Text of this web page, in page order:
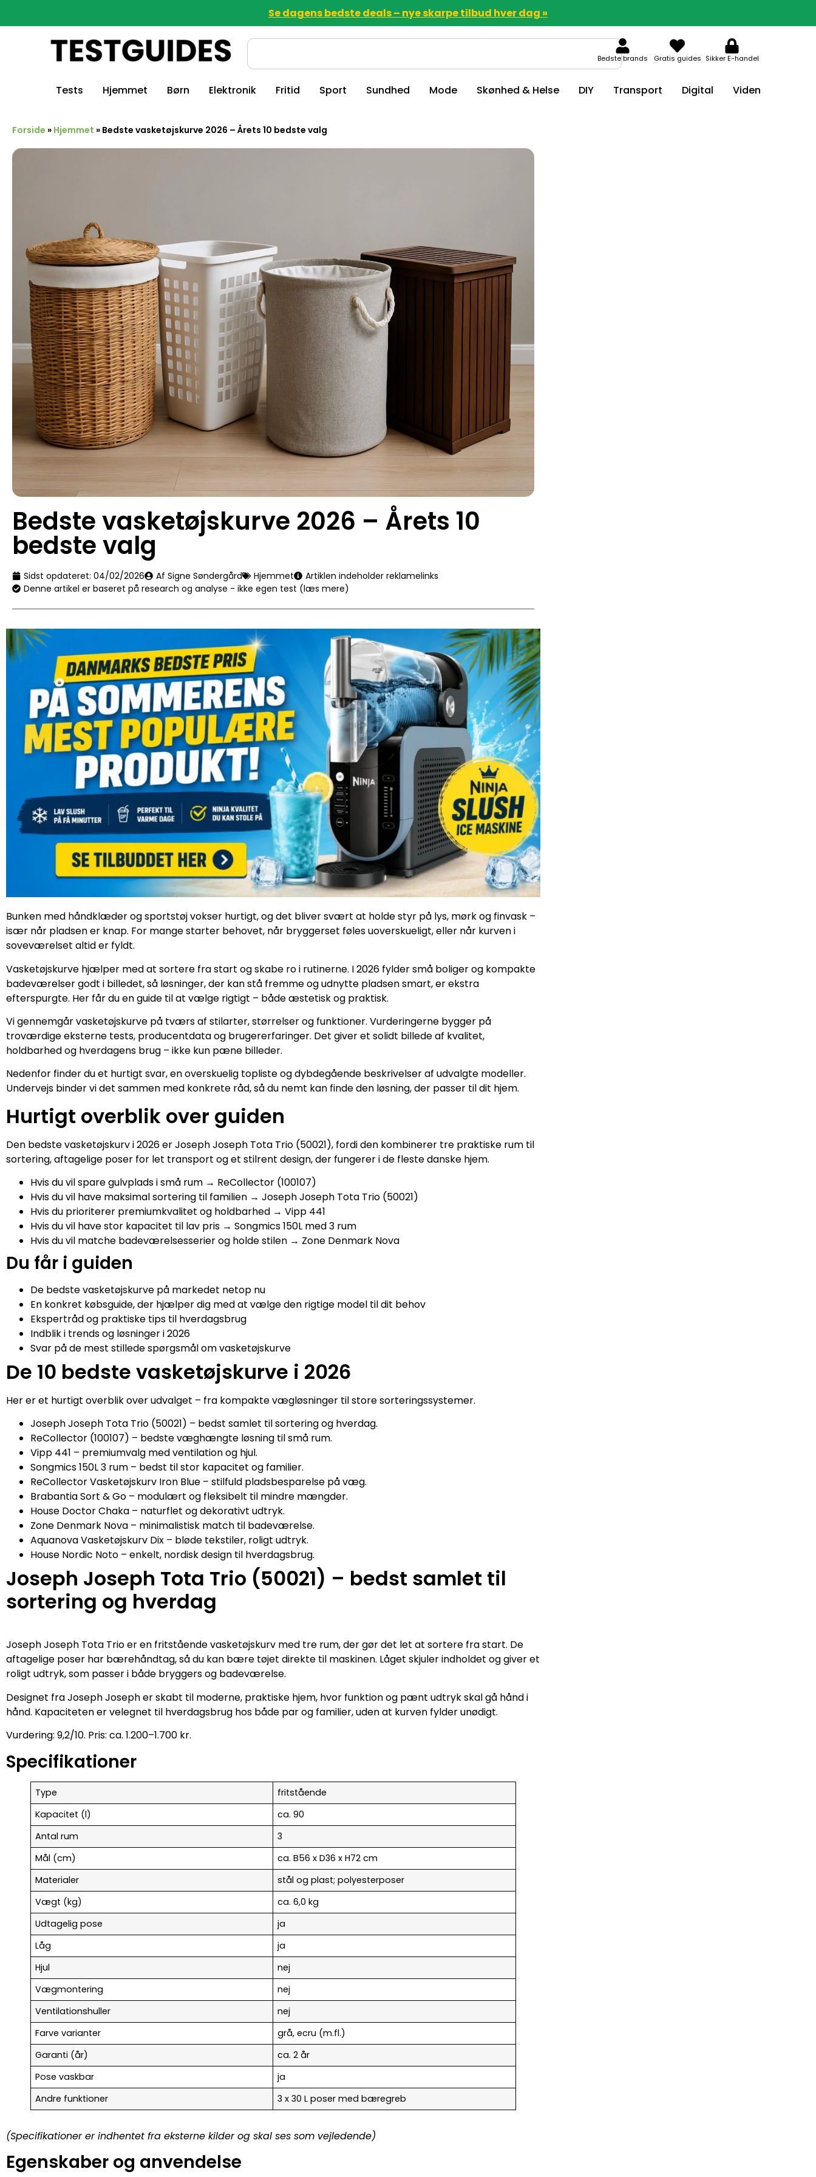
Se dagens bedste deals – nye skarpe tilbud hver dag »
Bedste brands Gratis guides Sikker E-handel
Tests Hjemmet Børn Elektronik Fritid Sport Sundhed Mode Skønhed & Helse DIY Transport Digital Viden
Forside » Hjemmet » Bedste vasketøjskurve 2026 – Årets 10 bedste valg
Bedste vasketøjskurve 2026 – Årets 10
bedste valg
Sidst opdateret: 04/02/2026 Af Signe Søndergård Hjemmet
Artiklen indeholder reklamelinks
Denne artikel er baseret på research og analyse - ikke egen test (læs mere)
Bunken med håndklæder og sportstøj vokser hurtigt, og det bliver svært at holde styr på lys, mørk og finvask –
især når pladsen er knap. For mange starter behovet, når bryggerset føles uoverskueligt, eller når kurven i
soveværelset altid er fyldt.
Vasketøjskurve hjælper med at sortere fra start og skabe ro i rutinerne. I 2026 fylder små boliger og kompakte
badeværelser godt i billedet, så løsninger, der kan stå fremme og udnytte pladsen smart, er ekstra
efterspurgte. Her får du en guide til at vælge rigtigt – både æstetisk og praktisk.
Vi gennemgår vasketøjskurve på tværs af stilarter, størrelser og funktioner. Vurderingerne bygger på
troværdige eksterne tests, producentdata og brugererfaringer. Det giver et solidt billede af kvalitet,
holdbarhed og hverdagens brug – ikke kun pæne billeder.
Nedenfor finder du et hurtigt svar, en overskuelig topliste og dybdegående beskrivelser af udvalgte modeller.
Undervejs binder vi det sammen med konkrete råd, så du nemt kan finde den løsning, der passer til dit hjem.
Hurtigt overblik over guiden
Den bedste vasketøjskurv i 2026 er Joseph Joseph Tota Trio (50021), fordi den kombinerer tre praktiske rum til
sortering, aftagelige poser for let transport og et stilrent design, der fungerer i de fleste danske hjem.
Hvis du vil spare gulvplads i små rum → ReCollector (100107)
Hvis du vil have maksimal sortering til familien → Joseph Joseph Tota Trio (50021)
Hvis du prioriterer premiumkvalitet og holdbarhed → Vipp 441
Hvis du vil have stor kapacitet til lav pris → Songmics 150L med 3 rum
Hvis du vil matche badeværelsesserier og holde stilen → Zone Denmark Nova
Du får i guiden
De bedste vasketøjskurve på markedet netop nu
En konkret købsguide, der hjælper dig med at vælge den rigtige model til dit behov
Ekspertråd og praktiske tips til hverdagsbrug
Indblik i trends og løsninger i 2026
Svar på de mest stillede spørgsmål om vasketøjskurve
De 10 bedste vasketøjskurve i 2026
Her er et hurtigt overblik over udvalget – fra kompakte vægløsninger til store sorteringssystemer.
Joseph Joseph Tota Trio (50021) – bedst samlet til sortering og hverdag.
ReCollector (100107) – bedste væghængte løsning til små rum.
Vipp 441 – premiumvalg med ventilation og hjul.
Songmics 150L 3 rum – bedst til stor kapacitet og familier.
ReCollector Vasketøjskurv Iron Blue – stilfuld pladsbesparelse på væg.
Brabantia Sort & Go – modulært og fleksibelt til mindre mængder.
House Doctor Chaka – naturflet og dekorativt udtryk.
Zone Denmark Nova – minimalistisk match til badeværelse.
Aquanova Vasketøjskurv Dix – bløde tekstiler, roligt udtryk.
House Nordic Noto – enkelt, nordisk design til hverdagsbrug.
Joseph Joseph Tota Trio (50021) – bedst samlet til
sortering og hverdag
Joseph Joseph Tota Trio er en fritstående vasketøjskurv med tre rum, der gør det let at sortere fra start. De
aftagelige poser har bærehåndtag, så du kan bære tøjet direkte til maskinen. Låget skjuler indholdet og giver et
roligt udtryk, som passer i både bryggers og badeværelse.
Designet fra Joseph Joseph er skabt til moderne, praktiske hjem, hvor funktion og pænt udtryk skal gå hånd i
hånd. Kapaciteten er velegnet til hverdagsbrug hos både par og familier, uden at kurven fylder unødigt.
Vurdering: 9,2/10. Pris: ca. 1.200–1.700 kr.
Specifikationer
Type
fritstående
Kapacitet (l)
ca. 90
Antal rum
3
Mål (cm)
ca. B56 x D36 x H72 cm
Materialer
stål og plast; polyesterposer
Vægt (kg)
ca. 6,0 kg
Udtagelig pose
ja
Låg
ja
Hjul
nej
Vægmontering
nej
Ventilationshuller
nej
Farve varianter
grå, ecru (m.fl.)
Garanti (år)
ca. 2 år
Pose vaskbar
ja
Andre funktioner
3 x 30 L poser med bæregreb
(Specifikationer er indhentet fra eksterne kilder og skal ses som vejledende)
Egenskaber og anvendelse